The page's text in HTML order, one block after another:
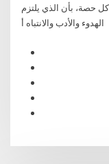
كل حصة، بأن الذي يلتزم
الهدوء والأدب والانتباه أ